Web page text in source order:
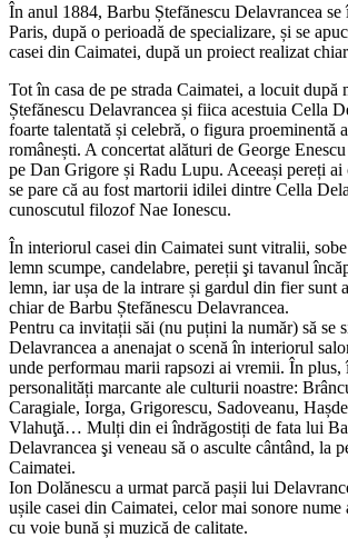
În anul 1884, Barbu Ștefănescu Delavrancea se
Paris, după o perioadă de specializare, și se
casei din Caimatei, după un proiect realizat
Tot în casa de pe strada Caimatei, a locuit după
Ștefănescu Delavrancea și fiica acestuia Cella
foarte talentată și celebră, o figura proeminentă
românești. A concertat alături de George
pe Dan Grigore și Radu Lupu. Aceeași pereți ai
se pare că au fost martorii idilei dintre Cella
cunoscutul filozof Nae Ionescu.
În interiorul casei din Caimatei sunt vitralii,
lemn scumpe, candelabre, pereții şi tavanul
lemn, iar ușa de la intrare și gardul din fier sunt
chiar de Barbu Ștefănescu Delavrancea.
Pentru ca invitații săi (nu puțini la număr) să se
Delavrancea a anenajat o scenă în interiorul
unde performau marii rapsozi ai vremii. În plus,
personalități marcante ale culturii noastre:
Caragiale, Iorga, Grigorescu, Sadoveanu,
Vlahuţă… Mulți din ei îndrăgostiți de fata lui
Delavrancea şi veneau să o asculte cântând, la
Caimatei.
Ion Dolănescu a urmat parcă pașii lui
ușile casei din Caimatei, celor mai sonore nume
cu voie bună și muzică de calitate.